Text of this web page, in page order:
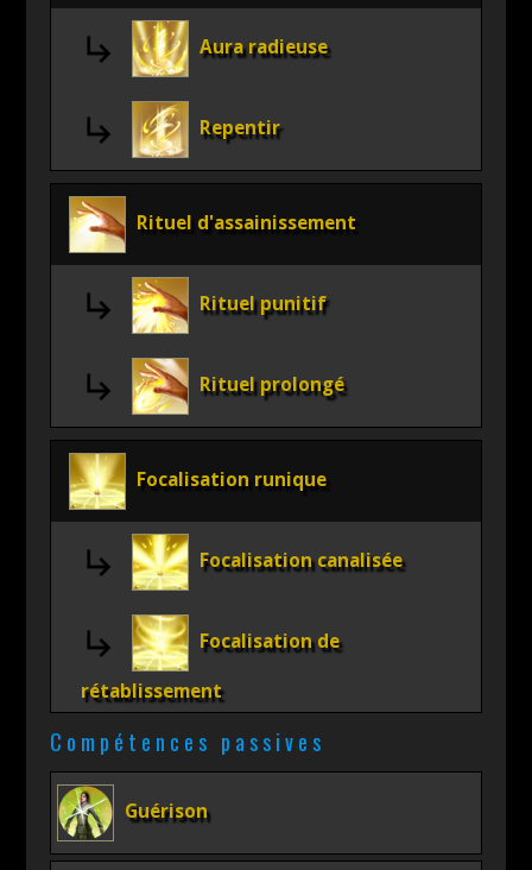
Aura radieuse
Repentir
Rituel d'assainissement
Rituel punitif
Rituel prolongé
Focalisation runique
Focalisation canalisée
Focalisation de
rétablissement
Compétences passives
Guérison